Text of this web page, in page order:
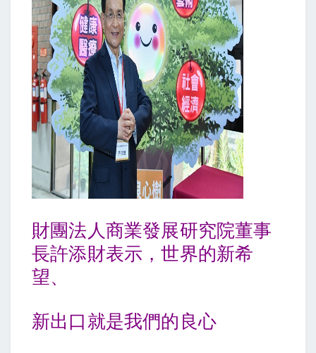
財團法人商業發展研究院董事
長許添財表示，世界的新希
望、
新出口就是我們的良心